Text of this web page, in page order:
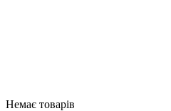
Немає товарів